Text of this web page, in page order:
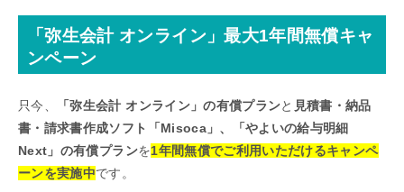
「弥生会計 オンライン」最大1年間無償キャ
ンペーン
只今、 「弥生会計 オンライン」の有償プランと 見積書・納品
書・請求書作成ソフト「Misoca」、
「やよいの給与明細
Next」 の有償プランを1年間無償でご利用いただけるキャンペ
ーンを実施中です。